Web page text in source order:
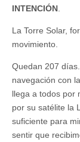
INTENCIÓN
La Torre Solar,
movimiento.
Quedan 207
navegación con
llega a todos por
por su satélite la
suficiente para
sentir que